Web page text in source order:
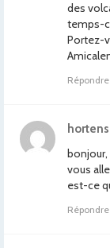
des
temps-
Portez-
Répondre
bonjour,
vous
est-ce
Répondre